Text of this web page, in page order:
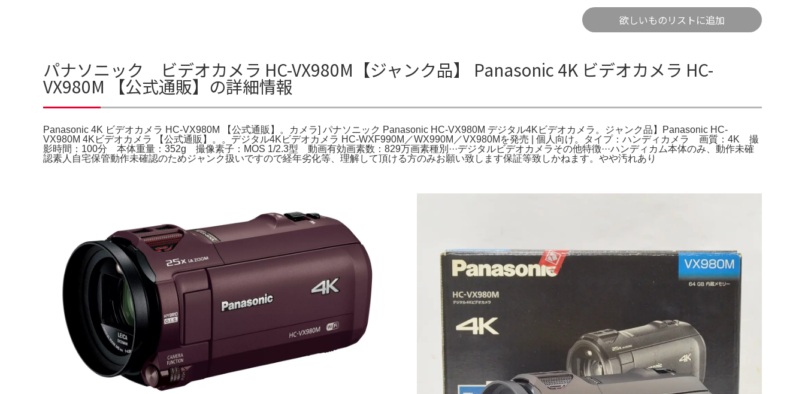
欲しいものリストに追加
パナソニック ビデオカメラ HC-VX980M【ジャンク品】 Panasonic 4K ビデオカメラ HC-
VX980M 【公式通販】の詳細情報
Panasonic 4K ビデオカメラ HC-VX980M 【公式通販】。カメラ] パナソニック Panasonic HC-VX980M デジタル4Kビデオカメラ。ジャンク品】Panasonic HC-
VX980M 4Kビデオカメラ 【公式通販】。。デジタル4Kビデオカメラ HC-WXF990M／WX990M／VX980Mを発売 | 個人向け。タイプ：ハンディカメラ 画質：4K 撮
影時間：100分 本体重量：352g 撮像素子：MOS 1/2.3型 動画有効画素数：829万画素種別···デジタルビデオカメラその他特徴···ハンディカム本体のみ、動作未確
認素人自宅保管動作未確認のためジャンク扱いですので経年劣化等、理解して頂ける方のみお願い致します保証等致しかねます。やや汚れあり